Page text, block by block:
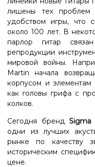
лишены тех проблем
удобством игры, что
около 100 лет. В
парлор гитар
репродукции
мировой войны.
Martin начала
корпусом и элементам
как головы грифа с
колков.
Сегодня брендSigma
одни из лучших
рынке по качеству
историческим
цене.